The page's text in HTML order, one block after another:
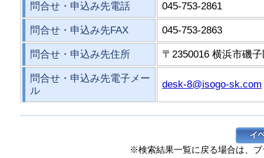
問合せ・申込み先電話 045-753-2861
問合せ・申込み先FAX 045-753-2863
問合せ・申込み先住所 〒2350016 横浜市磯
問合せ・申込み先電子メー
ル
desk-8@isogo-sk.com
※検索結果一覧に戻る場合は、